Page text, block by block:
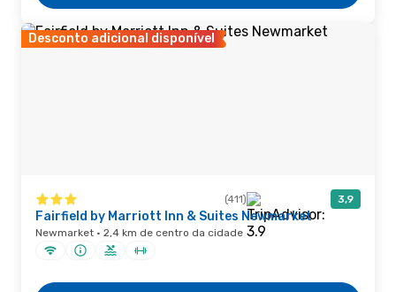
Desconto adicional disponível
(411) 3,9
Fairfield by Marriott Inn & Suites Newmarket
Newmarket · 2,4 km de centro da cidade